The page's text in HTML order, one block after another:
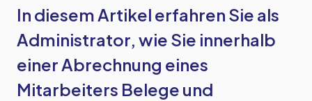
In diesem Artikel erfahren Sie als
Administrator, wie Sie innerhalb
einer Abrechnung eines
Mitarbeiters Belege und